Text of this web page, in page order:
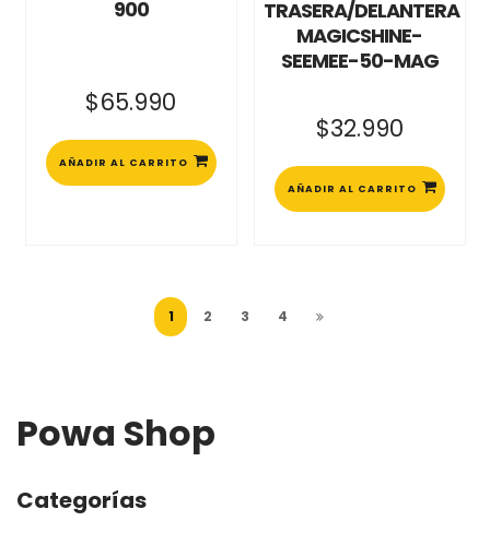
900
$65.990
AÑADIR AL CARRITO
TRASERA/DELANTERA
MAGICSHINE-
SEEMEE-50-MAG
$32.990
AÑADIR AL CARRITO
1 2 3 4
Powa Shop
Categorías